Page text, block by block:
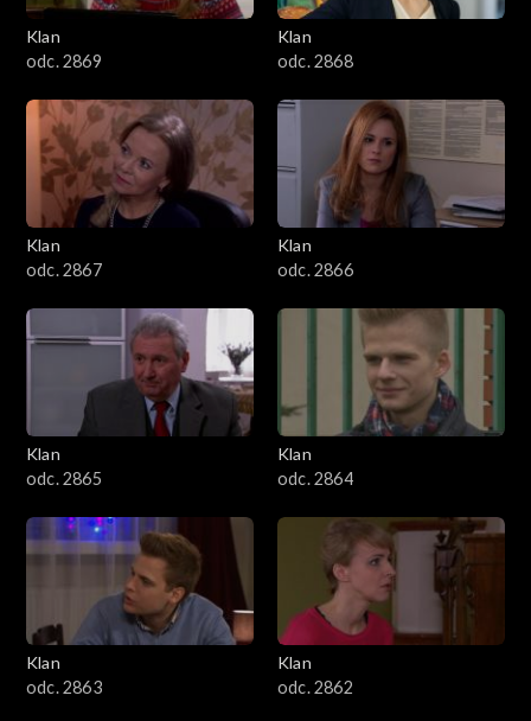
Klan
odc. 2869
Klan
odc. 2868
Klan
odc. 2867
Klan
odc. 2866
Klan
odc. 2865
Klan
odc. 2864
Klan
odc. 2863
Klan
odc. 2862